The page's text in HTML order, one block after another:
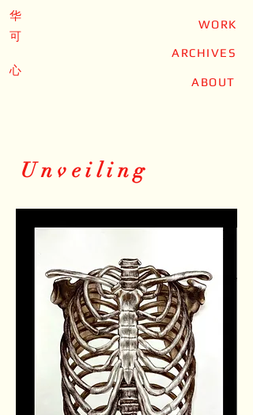
华
可
心
WORK
ARCHIVES
ABOUT
Unveiling